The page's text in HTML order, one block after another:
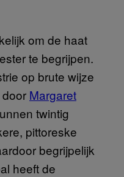
om de haat
te begrijpen.
op brute wijze
Margaret
twintig
pittoreske
begrijpelijk
heeft de